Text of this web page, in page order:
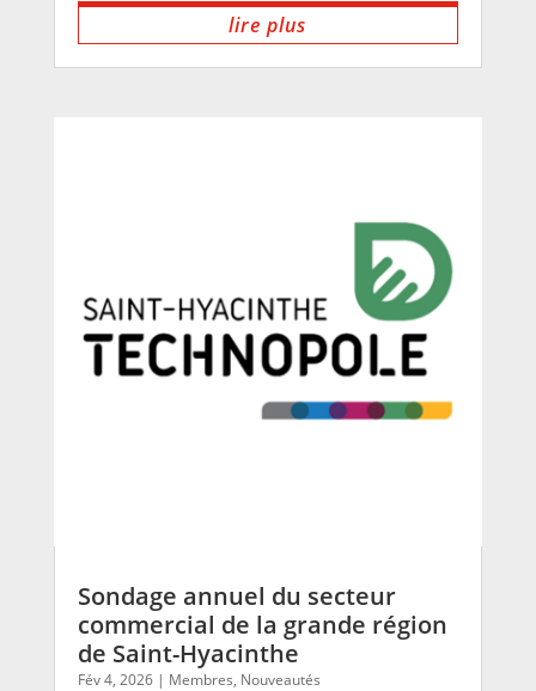
lire plus
Sondage annuel du secteur
commercial de la grande région
de Saint-Hyacinthe
Fév 4, 2026| Membres, Nouveautés